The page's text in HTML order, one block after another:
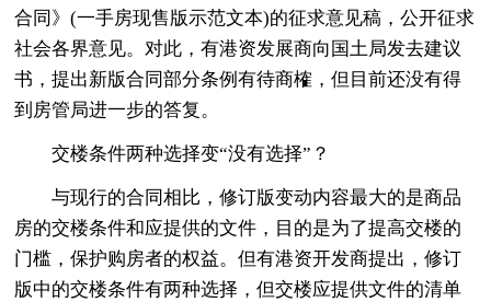
合同》(一手房现售版示范文本)的征求意见稿，公开征求
社会各界意见。对此，有港资发展商向国土局发去建议
书，提出新版合同部分条例有待商榷，但目前还没有得
到房管局进一步的答复。
交楼条件两种选择变“没有选择”？
与现行的合同相比，修订版变动内容最大的是商品
房的交楼条件和应提供的文件，目的是为了提高交楼的
门槛，保护购房者的权益。但有港资开发商提出，修订
版中的交楼条件有两种选择，但交楼应提供文件的清单